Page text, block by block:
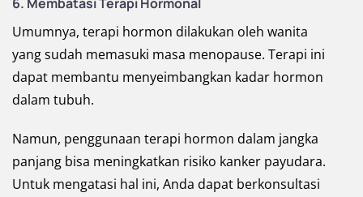
Umumnya, terapi hormon dilakukan oleh wanita
yang sudah memasuki masa menopause. Terapi ini
dapat membantu menyeimbangkan kadar hormon
dalam tubuh.
Namun, penggunaan terapi hormon dalam jangka
panjang bisa meningkatkan risiko kanker payudara.
Untuk mengatasi hal ini, Anda dapat berkonsultasi